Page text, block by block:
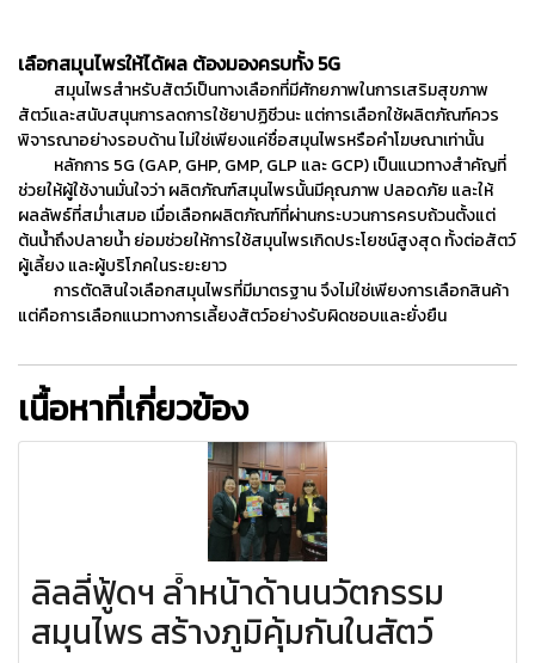
เลือกสมุนไพรให้ได้ผล ต้องมองครบทั้ง 5G
สมุนไพรสำหรับสัตว์เป็นทางเลือกที่มีศักยภาพในการเสริมสุขภาพ
สัตว์และสนับสนุนการลดการใช้ยาปฏิชีวนะ แต่การเลือกใช้ผลิตภัณฑ์ควร
พิจารณาอย่างรอบด้าน ไม่ใช่เพียงแค่ชื่อสมุนไพรหรือคำโฆษณาเท่านั้น
หลักการ 5G (GAP, GHP, GMP, GLP และ GCP) เป็นแนวทางสำคัญที่
ช่วยให้ผู้ใช้งานมั่นใจว่า ผลิตภัณฑ์สมุนไพรนั้นมีคุณภาพ ปลอดภัย และให้
ผลลัพธ์ที่สม่ำเสมอ เมื่อเลือกผลิตภัณฑ์ที่ผ่านกระบวนการครบถ้วนตั้งแต่
ต้นน้ำถึงปลายน้ำ ย่อมช่วยให้การใช้สมุนไพรเกิดประโยชน์สูงสุด ทั้งต่อสัตว์
ผู้เลี้ยง และผู้บริโภคในระยะยาว
การตัดสินใจเลือกสมุนไพรที่มีมาตรฐาน จึงไม่ใช่เพียงการเลือกสินค้า
แต่คือการเลือกแนวทางการเลี้ยงสัตว์อย่างรับผิดชอบและยั่งยืน
เนื้อหาที่เกี่ยวข้อง
ลิลลี่ฟู้ดฯ ล้ำหน้าด้านนวัตกรรม
สมุนไพร สร้างภูมิคุ้มกันในสัตว์